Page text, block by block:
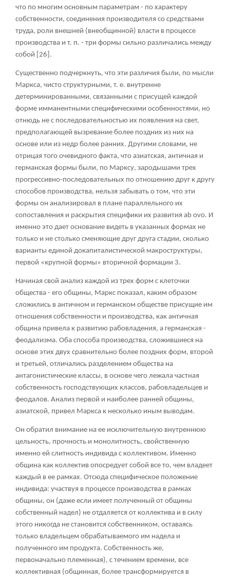
что по многим основным параметрам - по характеру
собственности, соединения производителя со средствами
труда, роли внешней (внеобщинной) власти в процессе
производства и т. п. - три формы сильно различались между
собой [26].
Существенно подчеркнуть, что эти различия были, по мысли
Маркса, чисто структурными, т. е. внутренне
детерминированными, связанными с присущей каждой
форме имманентными специфическими особенностями, но
отнюдь не с последовательностью их появления на свет,
предполагающей вызревание более поздних из них на
основе или из недр более ранних. Другими словами, не
отрицая того очевидного факта, что азиатская, античная и
германская формы были, по Марксу, зародышами трех
прогрессивно-последовательных по отношению друг к другу
способов производства, нельзя забывать о том, что эти
формы он анализировал в плане параллельного их
сопоставления и раскрытия специфики их развития аb ovo. И
именно это дает основание видеть в указанных формах не
только и не столько сменяющие друг друга стадии, сколько
варианты единой докапиталистической макроструктуры,
первой «крупной формы» вторичной формации 3.
Начиная свой анализ каждой из трех форм с клеточки
общества - его общины, Маркс показал, каким образом
сложились в античном и германском обществе присущие им
отношения собственности и производства, как античная
община привела к развитию рабовладения, а германская -
феодализма. Оба способа производства, сложившиеся на
основе этих двух сравнительно более поздних форм, второй
и третьей, отличались разделением общества на
антагонистические классы, в основе чего лежала частная
собственность господствующих классов, рабовладельцев и
феодалов. Анализ первой и наиболее ранней общины,
азиатской, привел Маркса к несколько иным выводам.
Он обратил внимание на ее исключительную внутреннюю
цельность, прочность и монолитность, свойственную
именно ей слитность индивида с коллективом. Именно
община как коллектив опосредует собой все то, чем владеет
каждый в ее рамках. Отсюда специфическое положение
индивида: участвуя в процессе производства в рамках
общины, он (даже если имеет полученный от общины
собственный надел) не отдаляется от коллектива и в силу
этого никогда не становится собственником, оставаясь
только владельцем обрабатываемого им надела и
полученного им продукта. Собственность же,
первоначально племенная), с течением времени, все
коллективная (общинная, более трансформируется в